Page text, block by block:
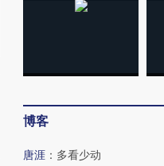
博客
唐涯 ： 多看少动